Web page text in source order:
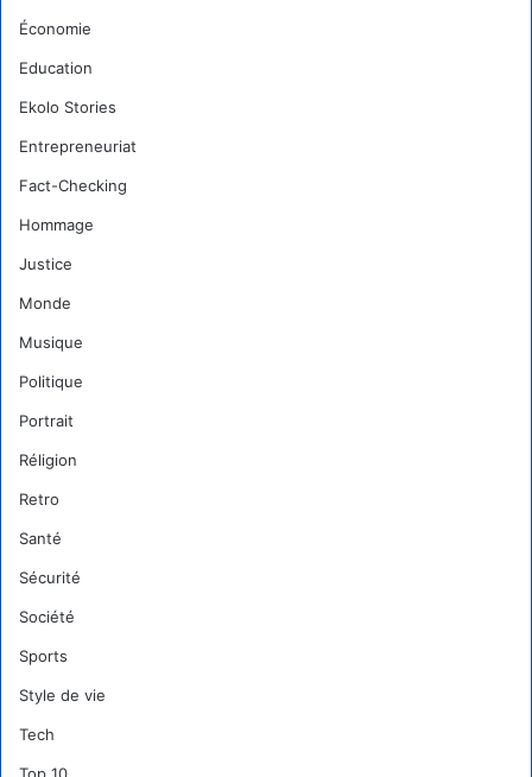
Économie
Education
Ekolo Stories
Entrepreneuriat
Fact-Checking
Hommage
Justice
Monde
Musique
Politique
Portrait
Réligion
Retro
Santé
Sécurité
Société
Sports
Style de vie
Tech
Top 10